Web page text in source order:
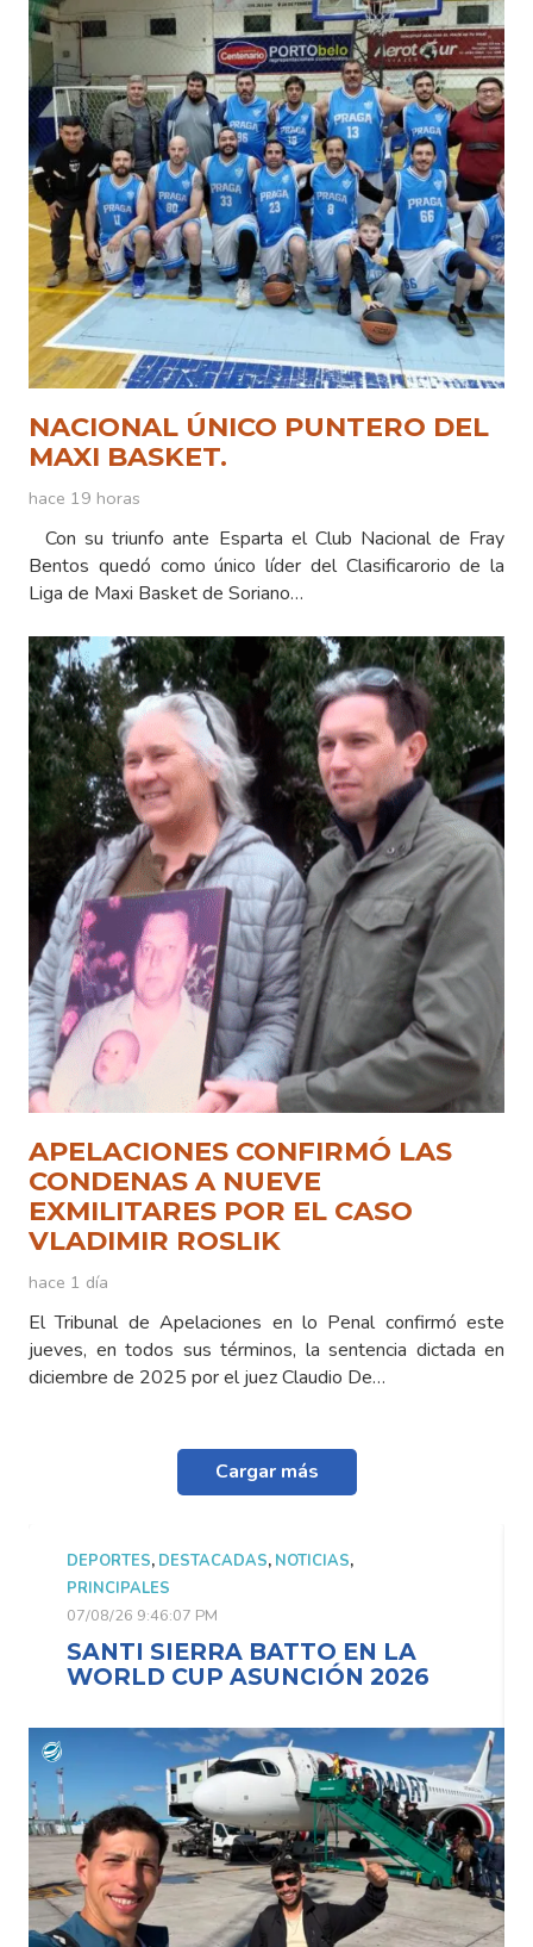
NACIONAL ÚNICO PUNTERO DEL
MAXI BASKET.
hace 19 horas
Con su triunfo ante Esparta el Club Nacional de Fray
Bentos quedó como único líder del Clasificarorio de la
Liga de Maxi Basket de Soriano…
APELACIONES CONFIRMÓ LAS
CONDENAS A NUEVE
EXMILITARES POR EL CASO
VLADIMIR ROSLIK
hace 1 día
El Tribunal de Apelaciones en lo Penal confirmó este
jueves, en todos sus términos, la sentencia dictada en
diciembre de 2025 por el juez Claudio De…
Cargar más
DEPORTES,DESTACADAS,NOTICIAS
PRINCIPALES
07/08/26 9:46:07 PM
SANTI SIERRA BATTO EN LA
WORLD CUP ASUNCIÓN 2026